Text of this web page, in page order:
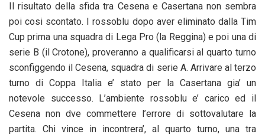
Il risultato della sfida tra Cesena e Casertana non sembra
poi cosi scontato. I rossoblu dopo aver eliminato dalla Tim
Cup prima una squadra di Lega Pro (la Reggina) e poi una di
serie B (il Crotone), proveranno a qualificarsi al quarto turno
sconfiggendo il Cesena, squadra di serie A. Arrivare al terzo
turno di Coppa Italia e’ stato per la Casertana gia’ un
notevole successo. L’ambiente rossoblu e’ carico ed il
Cesena non dve commettere l’errore di sottovalutare la
partita. Chi vince in incontrera’, al quarto turno, una tra